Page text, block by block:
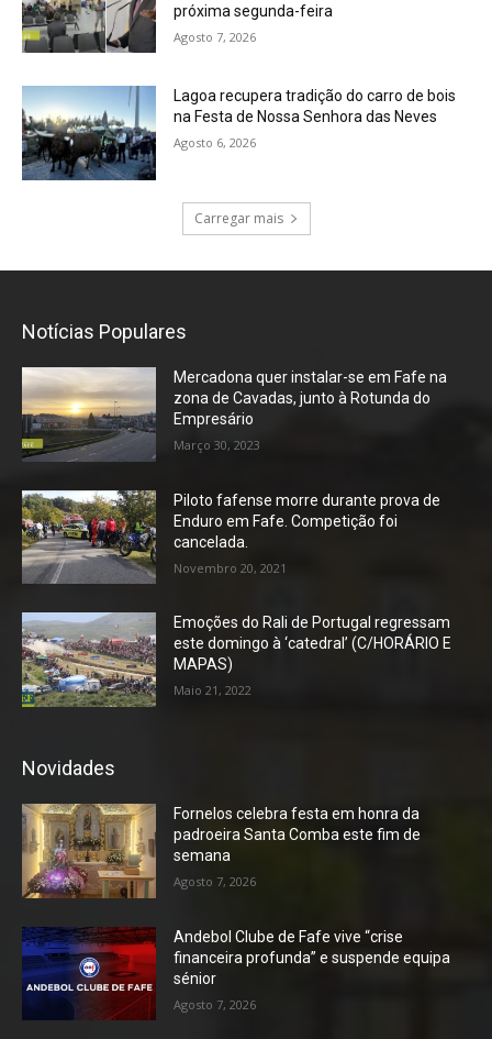
próxima segunda-feira
Agosto 7, 2026
Lagoa recupera tradição do carro de bois
na Festa de Nossa Senhora das Neves
Agosto 6, 2026
Carregar mais
Notícias Populares
Mercadona quer instalar-se em Fafe na
zona de Cavadas, junto à Rotunda do
Empresário
Março 30, 2023
Piloto fafense morre durante prova de
Enduro em Fafe. Competição foi
cancelada.
Novembro 20, 2021
Emoções do Rali de Portugal regressam
este domingo à ‘catedral’ (C/HORÁRIO E
MAPAS)
Maio 21, 2022
Novidades
Fornelos celebra festa em honra da
padroeira Santa Comba este fim de
semana
Agosto 7, 2026
Andebol Clube de Fafe vive “crise
financeira profunda” e suspende equipa
sénior
Agosto 7, 2026